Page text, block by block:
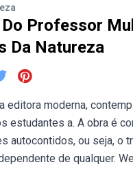
Do Professor
Da Natureza
editora moderna,
estudantes a. A obra é
autocontidos, ou seja, o
de qualquer.